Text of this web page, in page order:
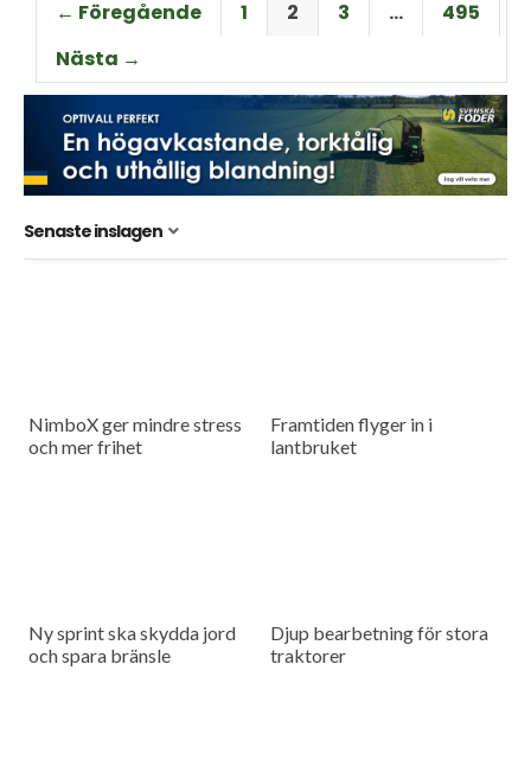
uppkopplad...
← Föregående 1 2 3 …
495
Nästa →
Senaste inslagen
NimboX ger mindre stress
och mer frihet
Framtiden flyger in i
lantbruket
Ny sprint ska skydda jord
och spara bränsle
Djup bearbetning för stora
traktorer